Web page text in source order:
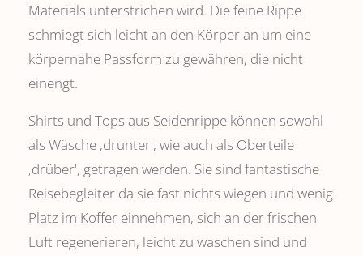
Materials unterstrichen wird. Die feine Rippe
schmiegt sich leicht an den Körper an um eine
körpernahe Passform zu gewähren, die nicht
einengt.
Shirts und Tops aus Seidenrippe können sowohl
als Wäsche ,drunter', wie auch als Oberteile
‚drüber', getragen werden. Sie sind fantastische
Reisebegleiter da sie fast nichts wiegen und wenig
Platz im Koffer einnehmen, sich an der frischen
Luft regenerieren, leicht zu waschen sind und